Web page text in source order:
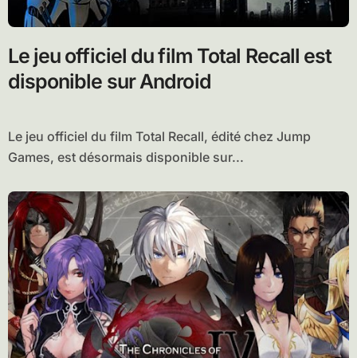
Le jeu officiel du film Total Recall est
disponible sur Android
Le jeu officiel du film Total Recall, édité chez Jump
Games, est désormais disponible sur...